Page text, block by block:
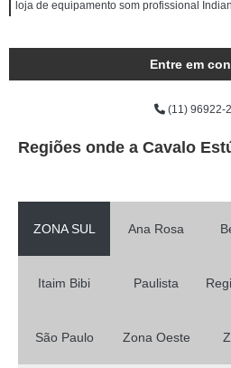
loja de equipamento som profissional
Entre em
(11) 96922-
Regiões onde a Cavalo
ZONA SUL Ana Rosa
Itaim Bibi Paulista
São Paulo Zona Oeste